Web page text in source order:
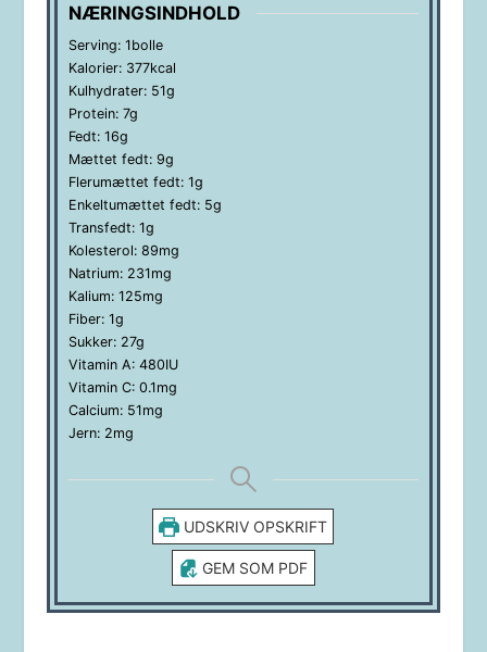
NÆRINGSINDHOLD
Serving: 1bolle
Kalorier: 377kcal
Kulhydrater: 51g
Protein: 7g
Fedt: 16g
Mættet fedt: 9g
Flerumættet fedt: 1g
Enkeltumættet fedt: 5g
Transfedt: 1g
Kolesterol: 89mg
Natrium: 231mg
Kalium: 125mg
Fiber: 1g
Sukker: 27g
Vitamin A: 480IU
Vitamin C: 0.1mg
Calcium: 51mg
Jern: 2mg
UDSKRIV OPSKRIFT
GEM SOM PDF